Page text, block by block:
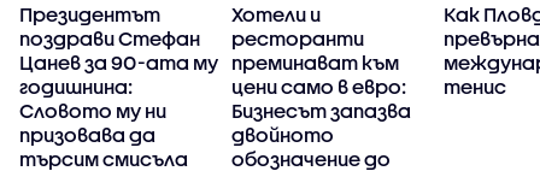
Президентът
поздрави Стефан
Цанев за 90-ата му
годишнина:
Словото му ни
призовава да
търсим смисъла
Хотели и
ресторанти
преминават към
цени само в евро:
Бизнесът запазва
двойното
обозначение до
Как
тенис